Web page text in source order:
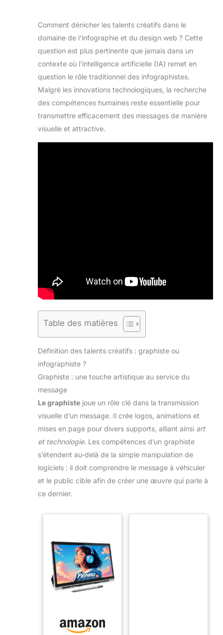
Comment dénicher les talents créatifs dans le
domaine de l’infographie et du design web ? Cette
question est plus pertinente que jamais dans un
contexte où l’intelligence artificielle (IA) remet en
question le rôle traditionnel des infographistes.
Malgré les innovations technologiques, la recherche
des compétences humaines reste essentielle pour
transmettre efficacement des messages de manière
visuelle et attractive.
Table des matières
Définition des talents créatifs : graphiste ou
infographiste ?
Graphiste : une touche artistique au service du
message
Le graphiste joue un rôle clé dans la transmission
visuelle d’un message. Il crée logos, animations et
mises en page pour divers supports, alliant ainsi art
et technologie. Les compétences d’un graphiste
s’étendent au-delà de la simple manipulation de
logiciels : il doit comprendre le message à véhiculer
et le public cible afin de créer une œuvre qui parle à
ce dernier.